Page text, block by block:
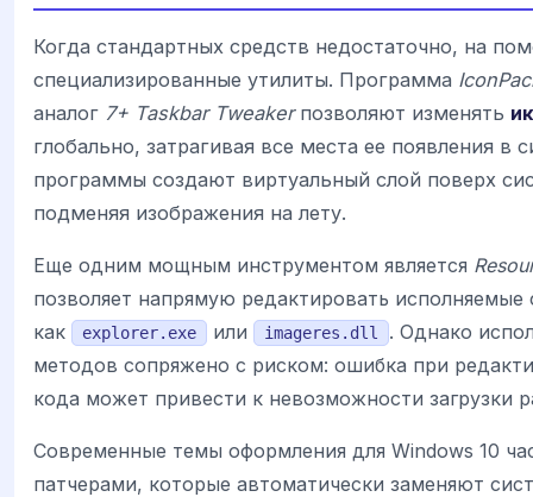
Когда стандартных средств недостаточно, на
специализированные утилиты. Программа
аналог 7+ Taskbar Tweakerпозволяют изменять
глобально, затрагивая все места ее появления в
программы создают виртуальный слой поверх
подменяя изображения на лету.
Еще одним мощным инструментом является
позволяет напрямую редактировать исполняемые
как
explorer.exe или imageres.dll
. Однако
методов сопряжено с риском: ошибка при
кода может привести к невозможности загрузки
Современные темы оформления для Windows 10
патчерами, которые автоматически заменяют